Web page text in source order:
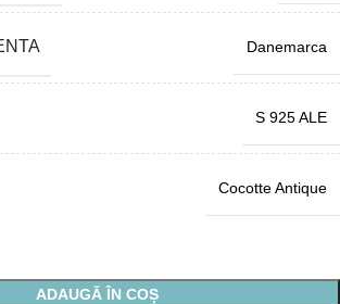
Danemarca
S 925 ALE
Cocotte Antique
ADAUGĂ ÎN COȘ